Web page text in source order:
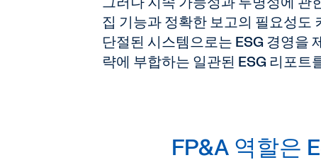
집 기능과 정확한 보고의 필요성도
단절된 시스템으로는 ESG 경영을
략에 부합하는 일관된 ESG 리포
FP&A 역할은